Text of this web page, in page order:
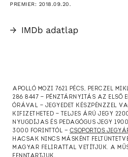
PREMIER: 2018.09.20.
→ IMDb adatlap
APOLLÓ MOZI 7621 PÉCS, PERCZEL
286 8447 — PÉNZTÁRNYITÁS AZ ELSŐ
ÓRÁVAL — JEGYEDET KÉSZPÉNZZEL
KIFIZETHETED — TELJES ÁRÚ JEGY
NYUGDÍJAS ÉS PEDAGÓGUS JEGY
3000 FORINTTÓL — CSOPORTOS
HACSAK NINCS MÁSKÉNT
MAGYAR FELIRATTAL VETÍTJÜK. A